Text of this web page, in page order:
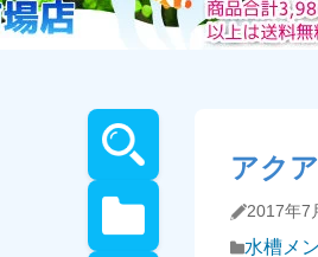
アク
2017年7
水槽メ